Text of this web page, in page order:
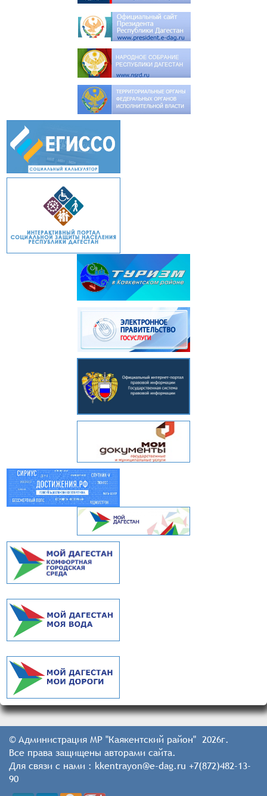
© Администрация МР "Каякентский район" 2026г.
Все права защищены авторами сайта.
Для связи с нами : kkentrayon@e-dag.ru +7(872)482-13-
90